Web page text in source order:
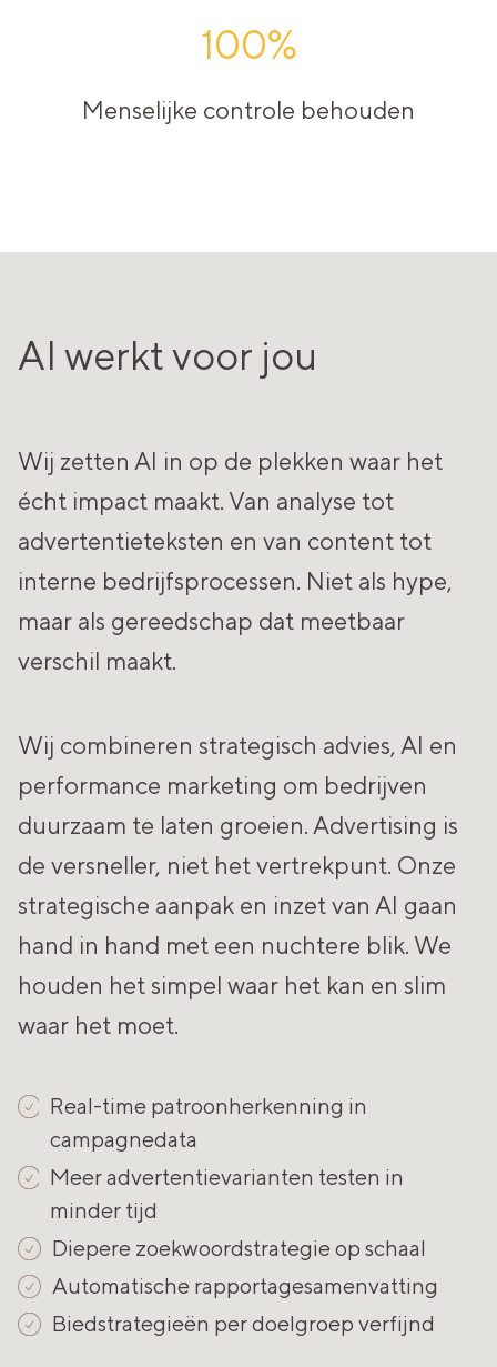
100%
Menselijke controle behouden
AI werkt voor jou
Wij zetten AI in op de plekken waar het
écht impact maakt. Van analyse tot
advertentieteksten en van content tot
interne bedrijfsprocessen. Niet als hype,
maar als gereedschap dat meetbaar
verschil maakt.
Wij combineren strategisch advies, AI en
performance marketing om bedrijven
duurzaam te laten groeien. Advertising is
de versneller, niet het vertrekpunt. Onze
strategische aanpak en inzet van AI gaan
hand in hand met een nuchtere blik. We
houden het simpel waar het kan en slim
waar het moet.
Real-time patroonherkenning in
campagnedata
Meer advertentievarianten testen in
minder tijd
Diepere zoekwoordstrategie op schaal
Automatische rapportagesamenvatting
Biedstrategieën per doelgroep verfijnd